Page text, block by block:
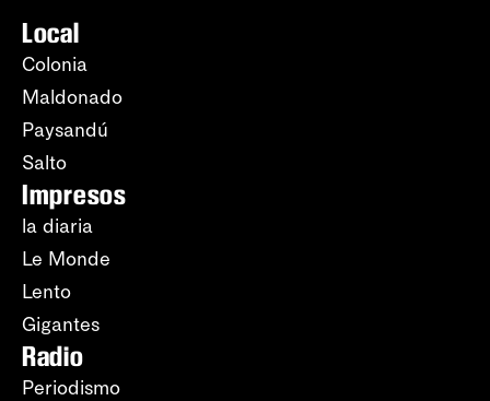
Local
Colonia
Maldonado
Paysandú
Salto
Impresos
la diaria
Le Monde
Lento
Gigantes
Radio
Periodismo